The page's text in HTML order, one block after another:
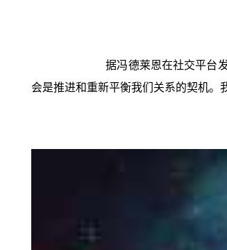
据冯德莱恩在社交平台
会是推进和重新平衡我们关系的契机。